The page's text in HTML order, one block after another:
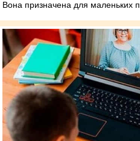
Вона призначена для маленьких